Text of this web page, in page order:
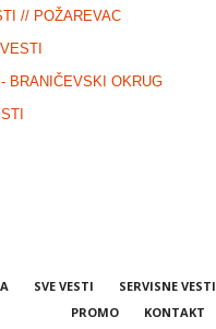
// POŽAREVAC
BRANIČEVSKI OKRUG
SVE VESTI SERVISNE VESTI
PROMO
KONTAKT